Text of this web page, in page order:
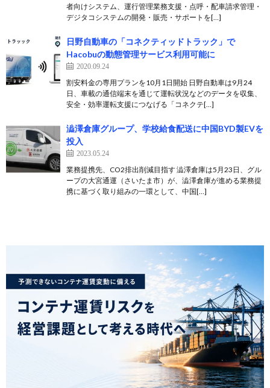
者向けシステム、運行管理業務支援・点呼・配車請求管理・
デジタコシステムの開発・販売・サポートを[…]
日野自動車の「コネクティッドトラック」で
Hacobuの動態管理サービス利用可能に
2020.09.24
割安料金の専用プランを10月1日開始 日野自動車は9月24
日、車載の通信端末を通じて運転状況などのデータを収集、
安全・効率運転支援につなげる「コネクテ[…]
澁澤倉庫グループ、学校給食配送に中国BYD製EVを
投入
2023.05.24
業務提携先、CO2排出削減目指す 澁澤倉庫は5月23日、グル
ープの大宮通運（さいたま市）が、澁澤倉庫が進める業務提
携に基づく取り組みの一環として、中国[…]